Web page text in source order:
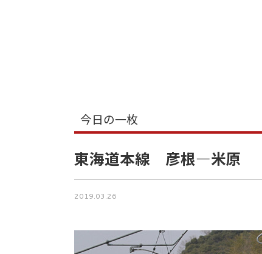
今日の一枚
東海道本線 彦根―米原
2019.03.26